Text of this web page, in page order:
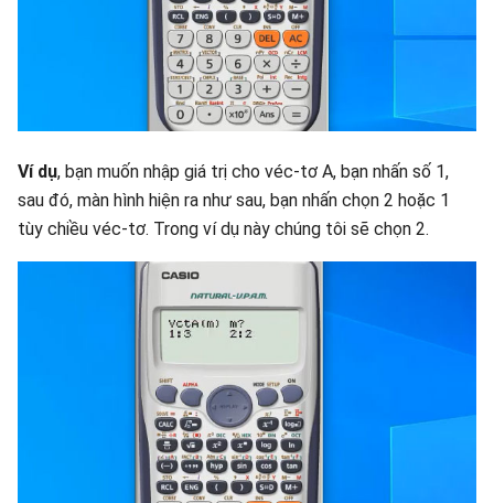
Ví dụ, bạn muốn nhập giá trị cho véc-tơ A, bạn nhấn số 1,
sau đó, màn hình hiện ra như sau, bạn nhấn chọn 2 hoặc 1
tùy chiều véc-tơ. Trong ví dụ này chúng tôi sẽ chọn 2.